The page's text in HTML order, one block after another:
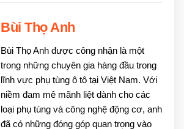
Bùi Thọ Anh
Bùi Thọ Anh được công nhận là một
trong những chuyên gia hàng đầu trong
lĩnh vực phụ tùng ô tô tại Việt Nam. Với
niềm đam mê mãnh liệt dành cho các
loại phụ tùng và công nghệ động cơ, anh
đã có những đóng góp quan trọng vào